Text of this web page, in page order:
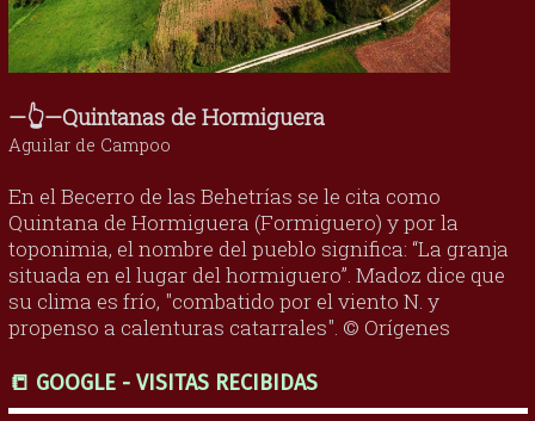
—👆—Quintanas de Hormiguera
Aguilar de Campoo
En el Becerro de las Behetrías se le cita como
Quintana de Hormiguera (Formiguero) y por la
toponimia, el nombre del pueblo significa: “La granja
situada en el lugar del hormiguero”. Madoz dice que
su clima es frío, "combatido por el viento N. y
propenso a calenturas catarrales". © Orígenes
📒 GOOGLE - VISITAS RECIBIDAS